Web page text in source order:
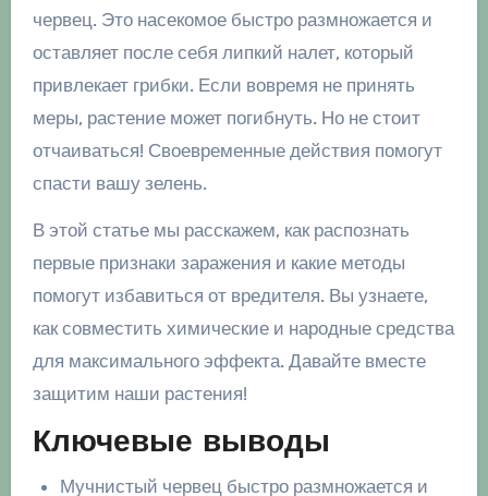
червец. Это насекомое быстро размножается и
оставляет после себя липкий налет, который
привлекает грибки. Если вовремя не принять
меры, растение может погибнуть. Но не стоит
отчаиваться! Своевременные действия помогут
спасти вашу зелень.
В этой статье мы расскажем, как распознать
первые признаки заражения и какие методы
помогут избавиться от вредителя. Вы узнаете,
как совместить химические и народные средства
для максимального эффекта. Давайте вместе
защитим наши растения!
Ключевые выводы
Мучнистый червец быстро размножается и